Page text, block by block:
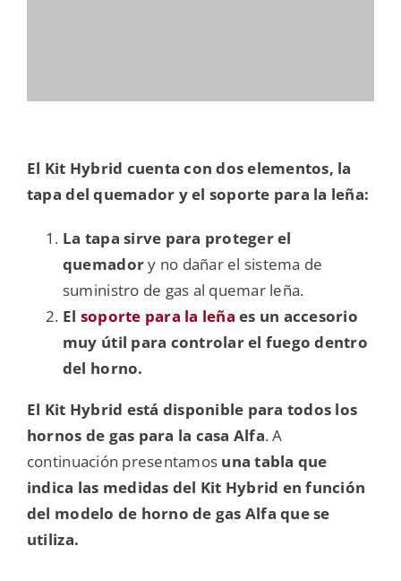
El Kit Hybrid cuenta con dos elementos, la
tapa del quemador y el soporte para la leña:
La tapa sirve para proteger el
quemadory no dañar el sistema de
suministro de gas al quemar leña.
El soporte para la leña es un accesorio
muy útil para controlar el fuego dentro
del horno.
El Kit Hybrid está disponible para todos los
hornos de gas para la casa Alfa. A
continuación presentamos una tabla que
indica las medidas del Kit Hybrid en función
del modelo de horno de gas Alfa que se
utiliza.